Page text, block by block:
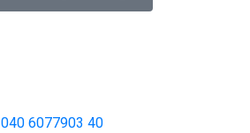
040 6077903 40